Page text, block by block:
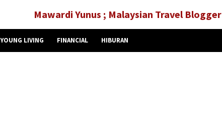
Mawardi Yunus ; Malaysian Travel Blogger
YOUNG LIVING FINANCIAL HIBURAN